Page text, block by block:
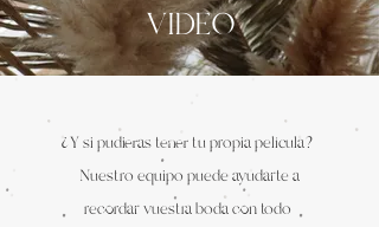
VIDEO
¿Y si pudieras tener tu propia película?
Nuestro equipo puede ayudarte a
recordar vuestra boda con todo